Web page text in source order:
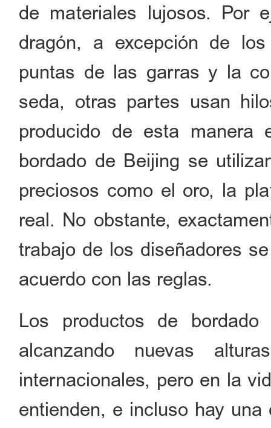
de materiales lujosos. Por
dragón, a excepción de
puntas de las garras y la
seda, otras partes usan
producido de esta manera
bordado de Beijing se
preciosos como el oro, la
real. No obstante,
trabajo de los diseñadores
acuerdo con las reglas.
Los productos de bordado
alcanzando nuevas
internacionales, pero en la
entienden, e incluso hay